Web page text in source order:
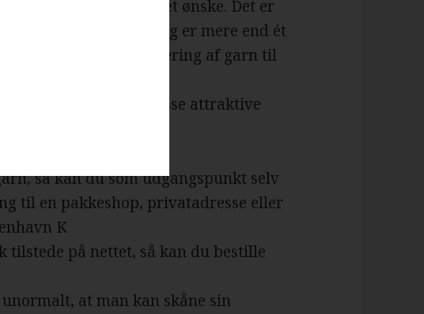
for at få opfyldt det ønske. Det er
garnbutikker aldrig er mere end ét
der tilbyder levering af garn til
falde over en masse attraktive
så kan du som udgangspunkt selv
til en pakkeshop, privatadresse eller
K
på nettet, så kan du bestille
at man kan skåne sin